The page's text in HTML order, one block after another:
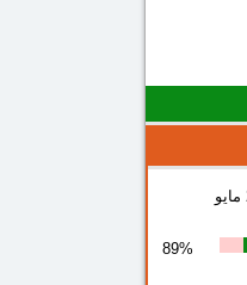
89%